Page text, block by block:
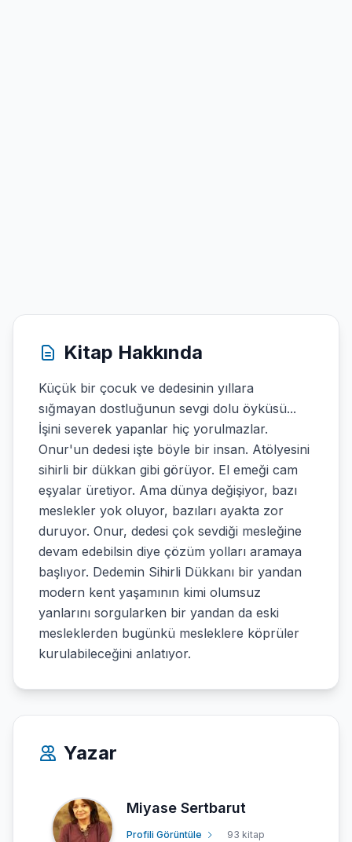
Kitap Hakkında
Küçük bir çocuk ve dedesinin yıllara
sığmayan dostluğunun sevgi dolu öyküsü...
İşini severek yapanlar hiç yorulmazlar.
Onur'un dedesi işte böyle bir insan. Atölyesini
sihirli bir dükkan gibi görüyor. El emeği cam
eşyalar üretiyor. Ama dünya değişiyor, bazı
meslekler yok oluyor, bazıları ayakta zor
duruyor. Onur, dedesi çok sevdiği mesleğine
devam edebilsin diye çözüm yolları aramaya
başlıyor. Dedemin Sihirli Dükkanı bir yandan
modern kent yaşamının kimi olumsuz
yanlarını sorgularken bir yandan da eski
mesleklerden bugünkü mesleklere köprüler
kurulabileceğini anlatıyor.
Yazar
Miyase Sertbarut
Profili Görüntüle 93 kitap